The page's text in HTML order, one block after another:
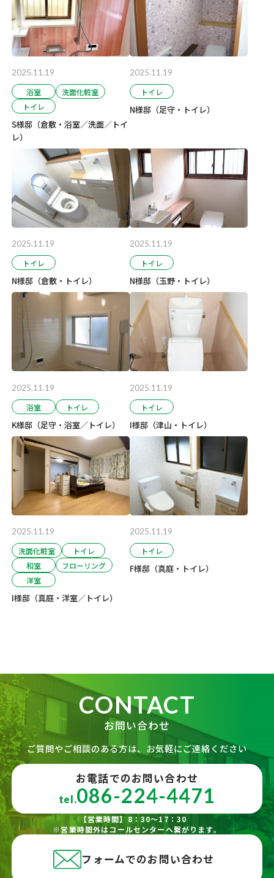
2025.11.19
浴室
洗面化粧室
トイレ
S様邸（倉敷・浴室／洗面／トイ
レ）
2025.11.19
トイレ
N様邸（足守・トイレ）
2025.11.19
トイレ
N様邸（倉敷・トイレ）
2025.11.19
トイレ
N様邸（玉野・トイレ）
2025.11.19
浴室 トイレ
K様邸（足守・浴室／トイレ）
2025.11.19
トイレ
I様邸（津山・トイレ）
2025.11.19
洗面化粧室
トイレ
和室
フローリング
洋室
I様邸（真庭・洋室／トイレ）
2025.11.19
トイレ
F様邸（真庭・トイレ）
CONTACT
お問い合わせ
ご質問やご相談のある方は、お気軽にご連絡ください
お電話でのお問い合わせ
tel.086-224-4471
【営業時間】8：30～17：30
※営業時間外はコールセンターへ繋がります。
フォームでのお問い合わせ